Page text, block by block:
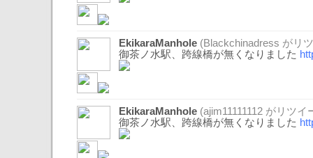
EkikaraManhole (Blackchinadress がリ
御茶ノ水駅、跨線橋が無くなりました
EkikaraManhole (ajim11111112 がリツイ
御茶ノ水駅、跨線橋が無くなりました